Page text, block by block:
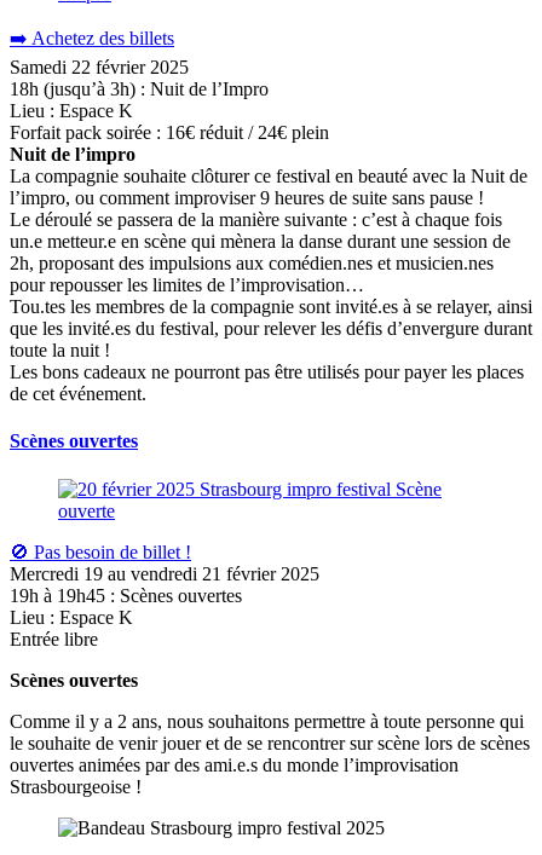
➡️ Achetez des billets
Samedi 22 février 2025
18h (jusqu’à 3h) : Nuit de l’Impro
Lieu : Espace K
Forfait pack soirée : 16€ réduit / 24€ plein
Nuit de l’impro
La compagnie souhaite clôturer ce festival en beauté avec la Nuit de
l’impro, ou comment improviser 9 heures de suite sans pause !
Le déroulé se passera de la manière suivante : c’est à chaque fois
un.e metteur.e en scène qui mènera la danse durant une session de
2h, proposant des impulsions aux comédien.nes et musicien.nes
pour repousser les limites de l’improvisation…
Tou.tes les membres de la compagnie sont invité.es à se relayer, ainsi
que les invité.es du festival, pour relever les défis d’envergure durant
toute la nuit !
Les bons cadeaux ne pourront pas être utilisés pour payer les places
de cet événement.
Scènes ouvertes
🚫 Pas besoin de billet !
Mercredi 19 au vendredi 21 février 2025
19h à 19h45 : Scènes ouvertes
Lieu : Espace K
Entrée libre
Scènes ouvertes
Comme il y a 2 ans, nous souhaitons permettre à toute personne qui
le souhaite de venir jouer et de se rencontrer sur scène lors de scènes
ouvertes animées par des ami.e.s du monde l’improvisation
Strasbourgeoise !